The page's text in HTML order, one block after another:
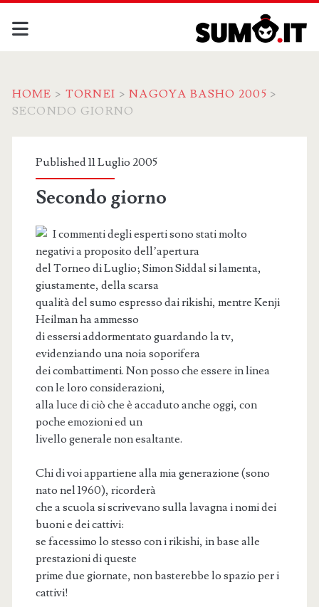
HOME > TORNEI >NAGOYA BASHO 2005 >
SECONDO GIORNO
Published 11 Luglio 2005
Secondo giorno
I commenti degli esperti sono stati molto
negativi a proposito dell’apertura
del Torneo di Luglio; Simon Siddal si lamenta,
giustamente, della scarsa
qualità del sumo espresso dai rikishi, mentre Kenji
Heilman ha ammesso
di essersi addormentato guardando la tv,
evidenziando una noia soporifera
dei combattimenti. Non posso che essere in linea
con le loro considerazioni,
alla luce di ciò che è accaduto anche oggi, con
poche emozioni ed un
livello generale non esaltante.
Chi di voi appartiene alla mia generazione (sono
nato nel 1960), ricorderà
che a scuola si scrivevano sulla lavagna i nomi dei
buoni e dei cattivi:
se facessimo lo stesso con i rikishi, in base alle
prestazioni di queste
prime due giornate, non basterebbe lo spazio per i
cattivi!